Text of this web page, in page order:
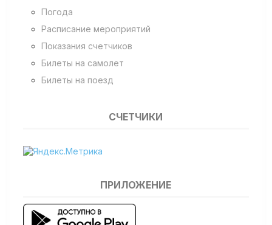
Погода
Расписание мероприятий
Показания счетчиков
Билеты на самолет
Билеты на поезд
СЧЕТЧИКИ
ПРИЛОЖЕНИЕ